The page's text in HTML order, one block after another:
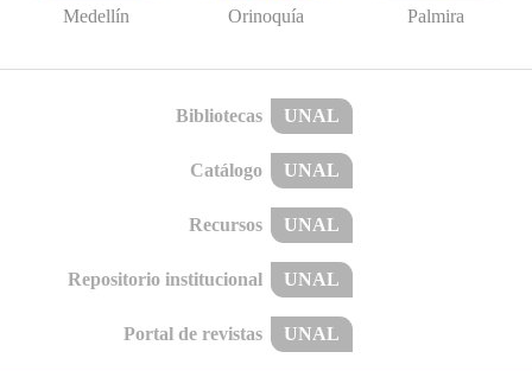
Medellín Orinoquía Palmira
Bibliotecas UNAL
Catálogo UNAL
Recursos UNAL
Repositorio institucional UNAL
Portal de revistas UNAL